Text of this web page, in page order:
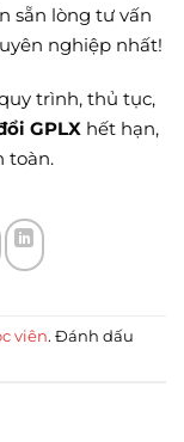
sẵn lòng tư vấn
nghiệp nhất!
trình, thủ tục,
GPLX hết hạn,
toàn.
viên. Đánh dấu